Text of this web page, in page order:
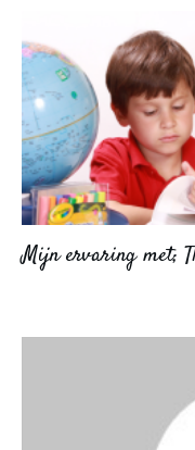
Mijn ervaring met;